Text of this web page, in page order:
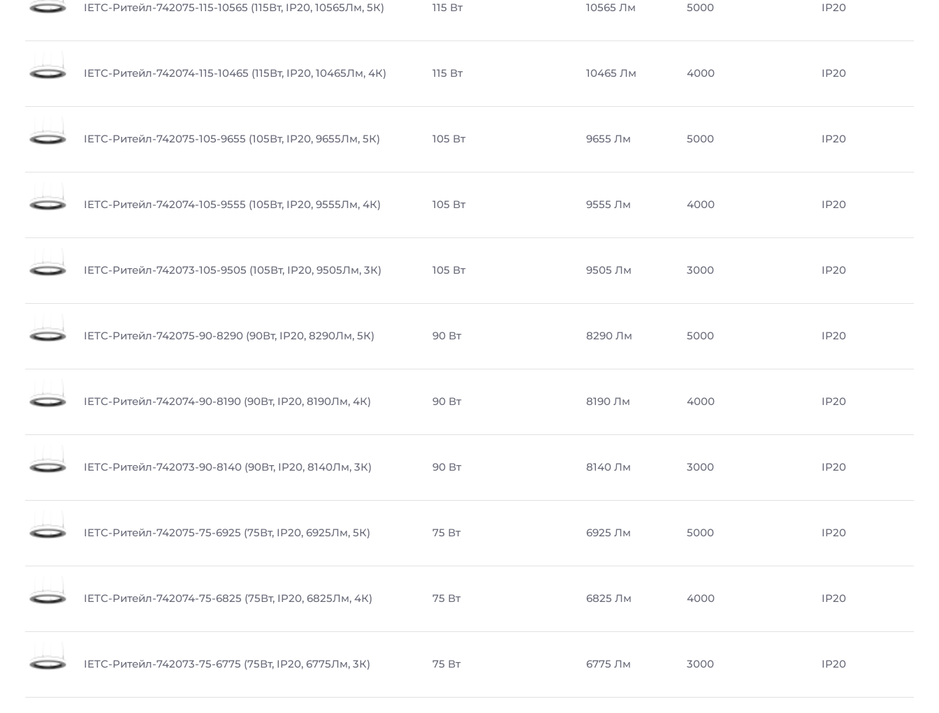
IETC-Ритейл-742075-115-10565 (115Вт, IP20, 10565Лм, 5К) 115 Вт 10565 Лм 5000 IP20
IETC-Ритейл-742074-115-10465 (115Вт, IP20, 10465Лм, 4К) 115 Вт 10465 Лм 4000 IP20
IETC-Ритейл-742075-105-9655 (105Вт, IP20, 9655Лм, 5К) 105 Вт 9655 Лм 5000 IP20
IETC-Ритейл-742074-105-9555 (105Вт, IP20, 9555Лм, 4К) 105 Вт 9555 Лм 4000 IP20
IETC-Ритейл-742073-105-9505 (105Вт, IP20, 9505Лм, 3К) 105 Вт 9505 Лм 3000 IP20
IETC-Ритейл-742075-90-8290 (90Вт, IP20, 8290Лм, 5К) 90 Вт 8290 Лм 5000 IP20
IETC-Ритейл-742074-90-8190 (90Вт, IP20, 8190Лм, 4К) 90 Вт 8190 Лм 4000 IP20
IETC-Ритейл-742073-90-8140 (90Вт, IP20, 8140Лм, 3К) 90 Вт 8140 Лм 3000 IP20
IETC-Ритейл-742075-75-6925 (75Вт, IP20, 6925Лм, 5К) 75 Вт 6925 Лм 5000 IP20
IETC-Ритейл-742074-75-6825 (75Вт, IP20, 6825Лм, 4К) 75 Вт 6825 Лм 4000 IP20
IETC-Ритейл-742073-75-6775 (75Вт, IP20, 6775Лм, 3К) 75 Вт 6775 Лм 3000 IP20